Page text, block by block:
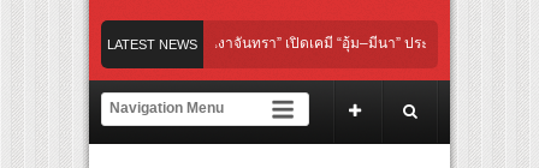
LATEST NEWS
Her Rules ใต้เงาจันทรา” เปิดเคมี “อุ้ม–มีนา” ประกบคู่ครั้งสำคัญ ชวนแฟนปักหมุ
อาย เลิกเงียบ เลิกชะล่าใจ” เรื่อง HPV ในแคมเปญ “HPV ไม่เป็นไร…ไม่ได้”
ยร์ สู่ทีมชาติไทย ชวนแฟนลูกยางใกล้ชิดนักตบสาวทีมชาติไทย 15 ส.ค.นี้